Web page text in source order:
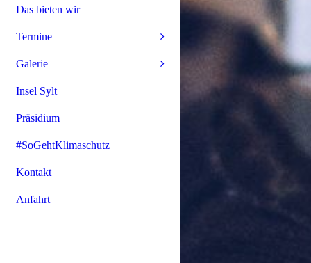
Das bieten wir
Termine
Galerie
Insel Sylt
Präsidium
#SoGehtKlimaschutz
Kontakt
Anfahrt